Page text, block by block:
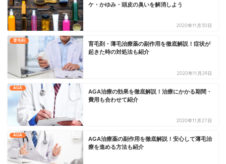
ケ・かゆみ・頭皮の臭いを解消しよう
2020年11月30日
育毛剤
育毛剤・薄毛治療薬の副作用を徹底解説！症状が
起きた時の対処法も紹介
2020年11月29日
AGA
AGA治療の効果を徹底解説！治療にかかる期間・
費用も合わせて紹介
2020年11月27日
AGA
AGA治療薬の副作用を徹底解説！安心して薄毛治
療を進める方法も紹介